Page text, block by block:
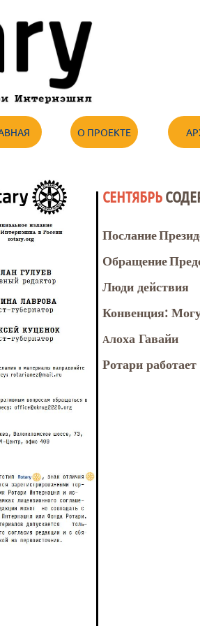
О ПРОЕКТЕ
СЕНТЯБРЬ
Послание
Обращение
Люди действия
Конвенция:
Алоха Гавайи
Ротари р